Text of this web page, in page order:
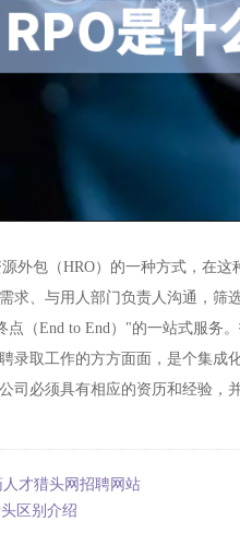
外包（HRO）的一种方式，在
求、与用人部门负责人沟通，
（End to End）"的一站式服务
录取工作的方方面面，是个集成
司必须具有相应的资历和经验，
才猎头网招聘网站
区别介绍